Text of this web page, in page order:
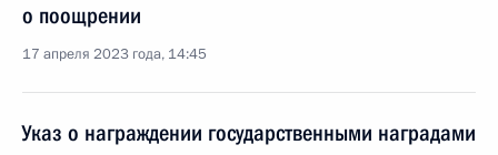
о поощрении
17 апреля 2023 года, 14:45
Указ о награждении государственными наградами